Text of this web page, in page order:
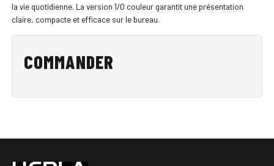
la vie quotidienne. La version 1/0 couleur garantit une présentation
claire, compacte et efficace sur le bureau.
COMMANDER